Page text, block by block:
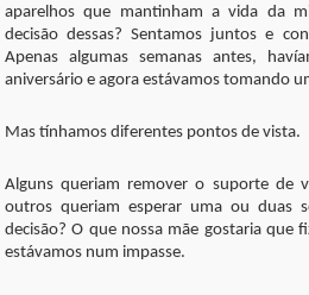
aparelhos que mantinham a vida da
decisão dessas? Sentamos juntos e
Apenas algumas semanas antes,
aniversário e agora estávamos tomando
Mas tínhamos diferentes pontos de vista.
Alguns queriam remover o suporte de
outros queriam esperar uma ou duas
decisão? O que nossa mãe gostaria que
estávamos num impasse.